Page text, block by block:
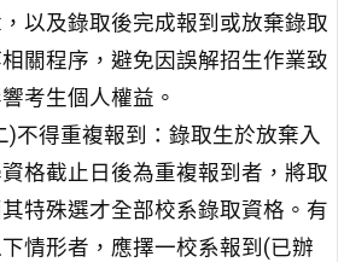
以及錄取後完成報到或放棄錄取
關程序，避免因誤解招生作業致
考生個人權益。
)不得重複報到：錄取生於放棄入
格截止日後為重複報到者，將取
特殊選才全部校系錄取資格。有
情形者，應擇一校系報到(已辦